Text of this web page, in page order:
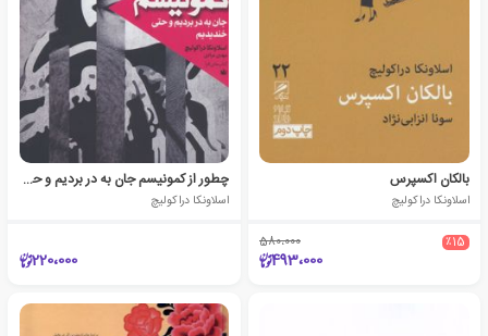
بالکان اکسپرس
اسلاونکا دراکولیچ
٪15 580،000
493،000
چطور از کمونیسم جان به در بردیم و حتی خندیدیم
اسلاونکا دراکولیچ
220،000